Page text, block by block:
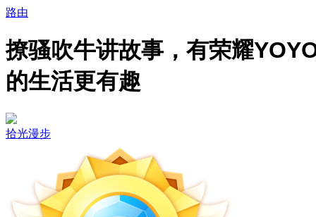
路由
撩骚吹牛讲故事，有荣耀
的生活更有趣
拾光漫步